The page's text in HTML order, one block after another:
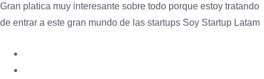
Gran platica muy interesante sobre todo porque estoy tratando
de entrar a este gran mundo de las startups Soy Startup Latam